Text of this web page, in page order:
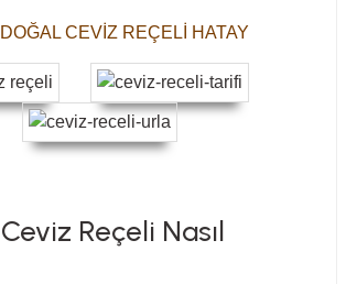
CEVİZ REÇELİ HATAY
Reçeli Nasıl